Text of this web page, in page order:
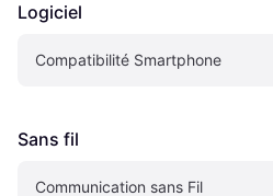
Logiciel
Compatibilité Smartphone
Sans fil
Communication sans Fil